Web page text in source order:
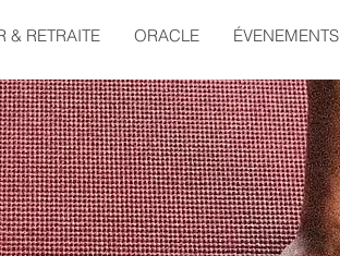
& RETRAITE ORACLE ÉVENEMENTS